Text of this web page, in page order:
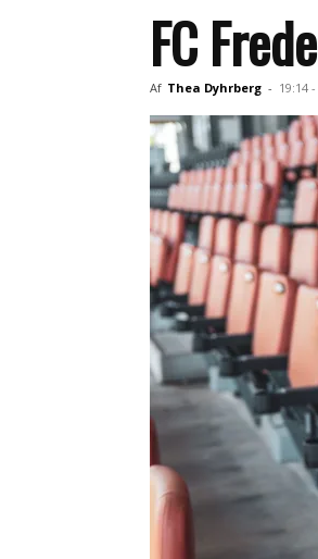
FC
Af Thea Dyhrberg - 19:14